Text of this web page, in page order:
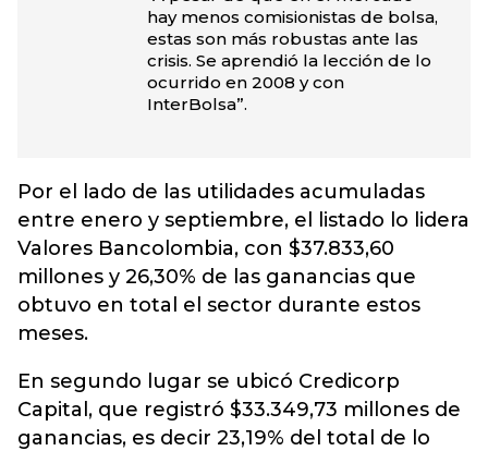
hay menos comisionistas de bolsa,
estas son más robustas ante las
crisis. Se aprendió la lección de lo
ocurrido en 2008 y con
InterBolsa”.
Por el lado de las utilidades acumuladas
entre enero y septiembre, el listado lo lidera
Valores Bancolombia, con $37.833,60
millones y 26,30% de las ganancias que
obtuvo en total el sector durante estos
meses.
En segundo lugar se ubicó Credicorp
Capital, que registró $33.349,73 millones de
ganancias, es decir 23,19% del total de lo